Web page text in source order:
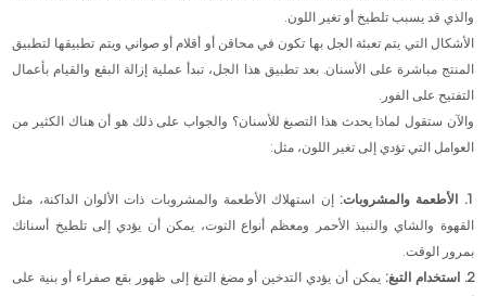
والذي قد يسبب تلطيخ أو تغير اللون.
الأشكال التي يتم تعبئة الجل بها تكون في محاقن أو أقلام أو صواني ويتم تطبيقها لتطبيق
المنتج مباشرة على الأسنان. بعد تطبيق هذا الجل، تبدأ عملية إزالة البقع والقيام بأعمال
التفتيح على الفور.
والآن ستقول لماذا يحدث هذا التصبغ للأسنان؟ والجواب على ذلك هو أن هناك الكثير من
العوامل التي تؤدي إلى تغير اللون، مثل:
1. الأطعمة والمشروبات:
إن استهلاك الأطعمة والمشروبات ذات الألوان الداكنة، مثل
القهوة والشاي والنبيذ الأحمر ومعظم أنواع التوت، يمكن أن يؤدي إلى تلطيخ أسنانك
بمرور الوقت.
2. استخدام التبغ:
يمكن أن يؤدي التدخين أو مضغ التبغ إلى ظهور بقع صفراء أو بنية على